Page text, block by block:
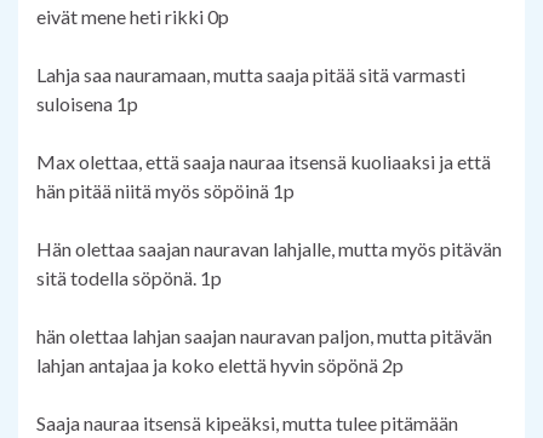
eivät mene heti rikki 0p
Lahja saa nauramaan, mutta saaja pitää sitä varmasti
suloisena 1p
Max olettaa, että saaja nauraa itsensä kuoliaaksi ja että
hän pitää niitä myös söpöinä 1p
Hän olettaa saajan nauravan lahjalle, mutta myös pitävän
sitä todella söpönä. 1p
hän olettaa lahjan saajan nauravan paljon, mutta pitävän
lahjan antajaa ja koko elettä hyvin söpönä 2p
Saaja nauraa itsensä kipeäksi, mutta tulee pitämään